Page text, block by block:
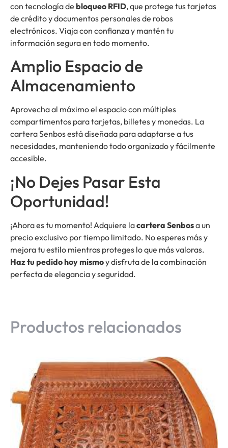
con tecnología de bloqueo RFID, que protege tus tarjetas
de crédito y documentos personales de robos
electrónicos. Viaja con confianza y mantén tu
información segura en todo momento.
Amplio Espacio de
Almacenamiento
Aprovecha al máximo el espacio con múltiples
compartimentos para tarjetas, billetes y monedas. La
cartera Senbos está diseñada para adaptarse a tus
necesidades, manteniendo todo organizado y fácilmente
accesible.
¡No Dejes Pasar Esta
Oportunidad!
¡Ahora es tu momento! Adquiere lacartera Senbosa un
precio exclusivo por tiempo limitado. No esperes más y
mejora tu estilo mientras proteges lo que más valoras.
Haz tu pedido hoy mismoy disfruta de la combinación
perfecta de elegancia y seguridad.
Productos relacionados